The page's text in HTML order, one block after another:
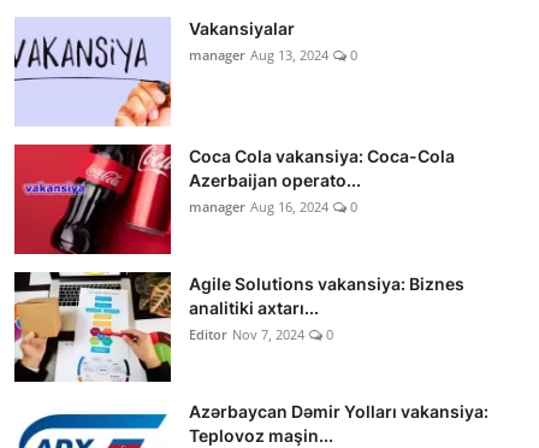
Vakansiyalar
manager Aug 13, 2024 0
Coca Cola vakansiya: Coca-Cola
Azerbaijan operato...
manager Aug 16, 2024 0
Agile Solutions vakansiya: Biznes
analitiki axtarı...
Editor Nov 7, 2024 0
Azərbaycan Dəmir Yolları vakansiya:
Teplovoz maşin...